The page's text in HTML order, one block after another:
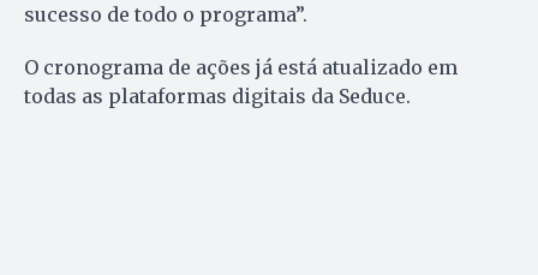
sucesso de todo o programa”.
O cronograma de ações já está atualizado em
todas as plataformas digitais da Seduce.